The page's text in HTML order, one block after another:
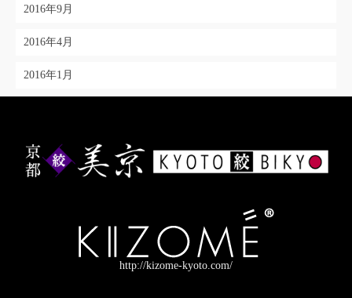
2016年9月
2016年4月
2016年1月
http://kizome-kyoto.com/